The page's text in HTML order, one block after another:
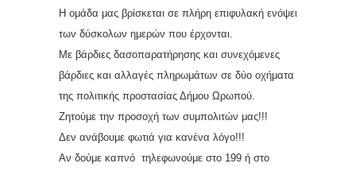
Η ομάδα μας βρίσκεται σε πλήρη επιφυλακή ενόψει
των δύσκολων ημερών που έρχονται.
Με βάρδιες δασοπαρατήρησης και συνεχόμενες
βάρδιες και αλλαγές πληρωμάτων σε δύο οχήματα
της πολιτικής προστασίας Δήμου Ωρωπού.
Ζητούμε την προσοχή των συμπολιτών μας!!!
Δεν ανάβουμε φωτιά για κανένα λόγο!!!
Αν δούμε καπνό τηλεφωνούμε στο 199 ή στο